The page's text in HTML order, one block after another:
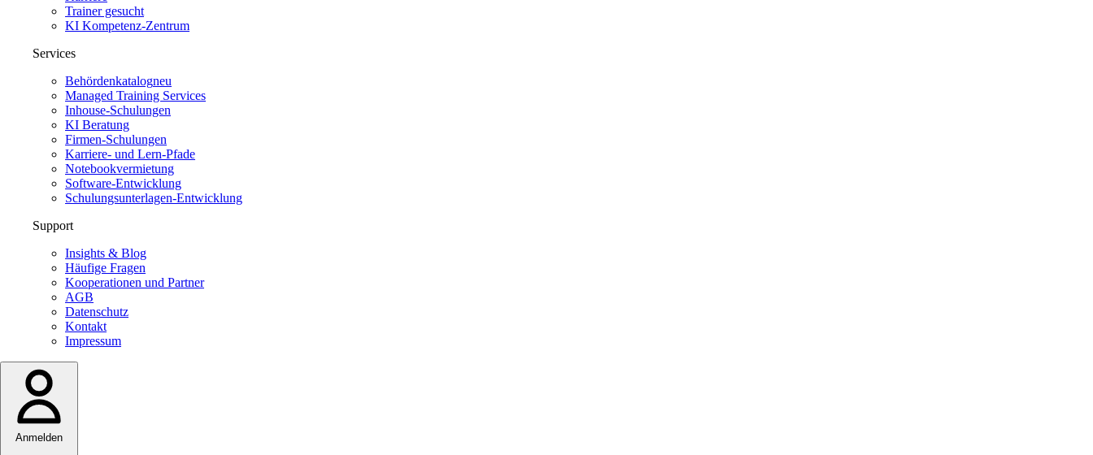
Trainer gesucht
KI Kompetenz-Zentrum
Services
Behördenkatalogneu
Managed Training Services
Inhouse-Schulungen
KI Beratung
Firmen-Schulungen
Karriere- und Lern-Pfade
Notebookvermietung
Software-Entwicklung
Schulungsunterlagen-Entwicklung
Support
Insights & Blog
Häufige Fragen
Kooperationen und Partner
AGB
Datenschutz
Kontakt
Impressum
Anmelden